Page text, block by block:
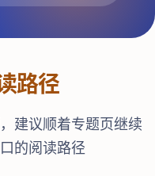
路径
建议顺着专题页继续
的阅读路径